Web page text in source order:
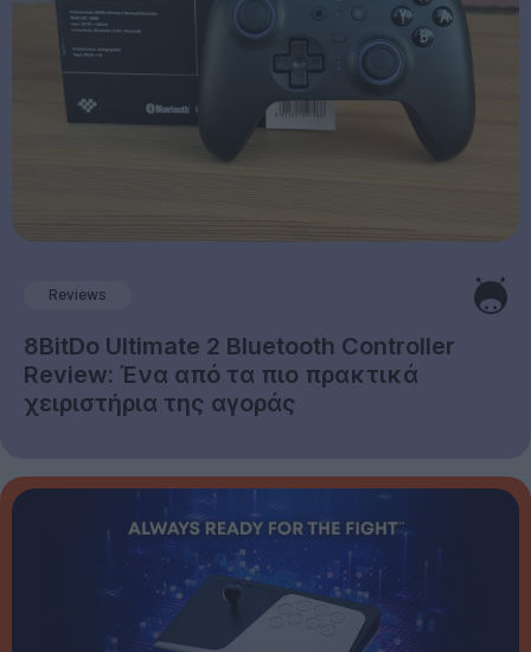
Reviews
8BitDo Ultimate 2 Bluetooth Controller
Review: Ένα από τα πιο πρακτικά
χειριστήρια της αγοράς